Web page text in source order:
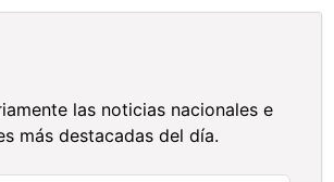
las noticias nacionales e
más destacadas del día.